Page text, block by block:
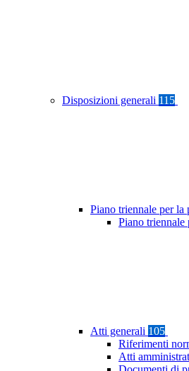
Disposizioni generali 115
Piano triennale per la
Piano triennale
Atti generali 105
Riferimenti
Atti